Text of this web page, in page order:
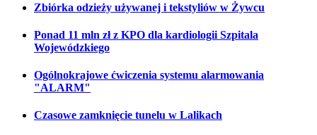
Zbiórka odzieży używanej i tekstyliów w Żywcu
Ponad 11 mln zł z KPO dla kardiologii Szpitala
Wojewódzkiego
Ogólnokrajowe ćwiczenia systemu alarmowania
"ALARM"
Czasowe zamknięcie tunelu w Lalikach